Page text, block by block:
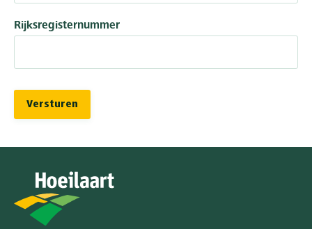
Rijksregisternummer